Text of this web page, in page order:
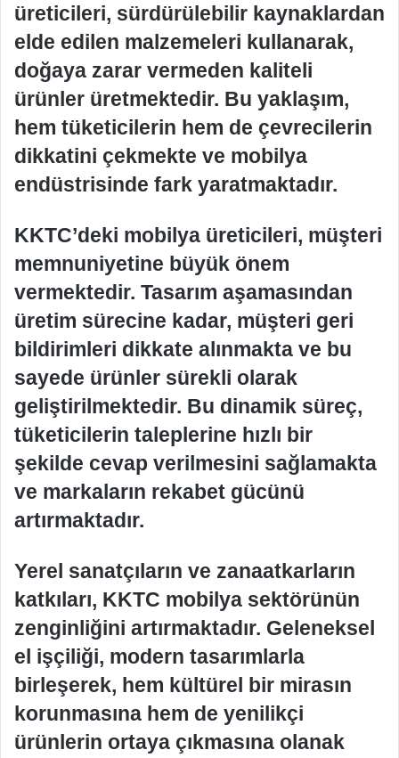
üreticileri, sürdürülebilir kaynaklardan
elde edilen malzemeleri kullanarak,
doğaya zarar vermeden kaliteli
ürünler üretmektedir. Bu yaklaşım,
hem tüketicilerin hem de çevrecilerin
dikkatini çekmekte ve mobilya
endüstrisinde fark yaratmaktadır.
KKTC’deki mobilya üreticileri, müşteri
memnuniyetine büyük önem
vermektedir. Tasarım aşamasından
üretim sürecine kadar, müşteri geri
bildirimleri dikkate alınmakta ve bu
sayede ürünler sürekli olarak
geliştirilmektedir. Bu dinamik süreç,
tüketicilerin taleplerine hızlı bir
şekilde cevap verilmesini sağlamakta
ve markaların rekabet gücünü
artırmaktadır.
Yerel sanatçıların ve zanaatkarların
katkıları, KKTC mobilya sektörünün
zenginliğini artırmaktadır. Geleneksel
el işçiliği, modern tasarımlarla
birleşerek, hem kültürel bir mirasın
korunmasına hem de yenilikçi
ürünlerin ortaya çıkmasına olanak